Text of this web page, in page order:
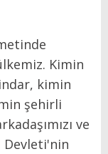
Kimin
kimin
şehirli
ve
Devleti'nin